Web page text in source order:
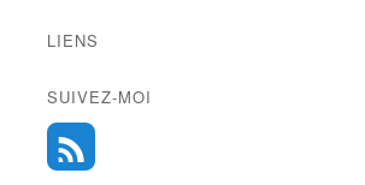
LIENS
SUIVEZ-MOI